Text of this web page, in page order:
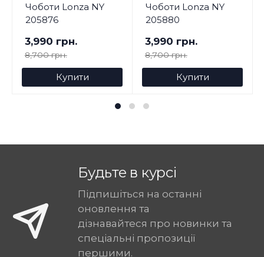
Чоботи Lonza NY
205876
3,990 грн.
8,700 грн.
Купити
Чоботи Lonza NY
205880
3,990 грн.
8,700 грн.
Купити
Будьте в курсі
Підпишіться на останні
оновлення та
дізнавайтеся про новинки та
спеціальні пропозиції
першими.